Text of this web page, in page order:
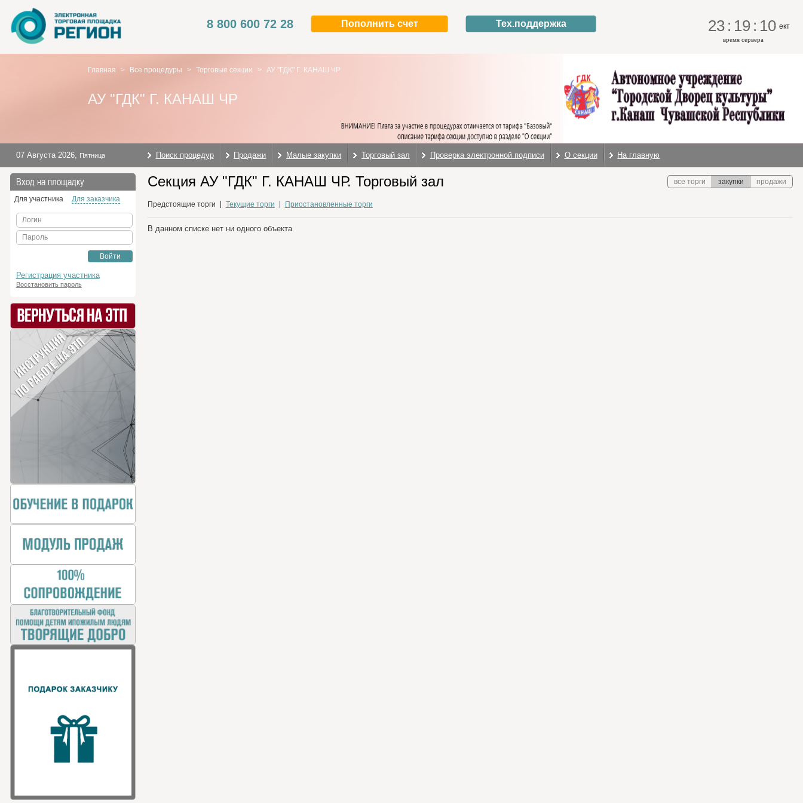
8 800 600 72 28 Пополнить счет Тех.поддержка 23 : 19 : 10 ект
время сервера
Главная > Все процедуры > Торговые секции > АУ "ГДК" Г. КАНАШ ЧР
АУ "ГДК" Г. КАНАШ ЧР
07 Августа 2026, Пятница Поиск процедур Продажи Малые закупки Торговый зал Проверка электронной подписи О секции На главную
Вход на площадку
Для участника Для заказчика
Логин
Пароль
Войти
Регистрация участника
Восстановить пароль
Секция АУ "ГДК" Г. КАНАШ ЧР. Торговый зал все торги закупки продажи
Предстоящие торги Текущие торги Приостановленные торги
В данном списке нет ни одного объекта